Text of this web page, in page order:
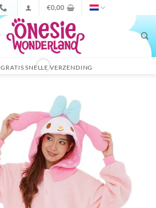
€0,00
GRATIS SNELLE VERZENDING